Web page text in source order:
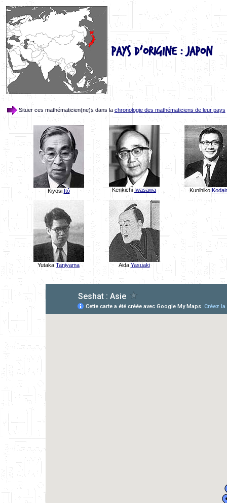
Pays d'origine : Japon
Situer ces mathématicien(ne)s dans la chronologie des mathématiciens de leur pays
Kiyosi Itô Kenkichi Iwasawa Kunihiko
Yutaka Taniyama Aida Yasuaki